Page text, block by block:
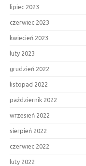
lipiec 2023
czerwiec 2023
kwiecień 2023
luty 2023
grudzień 2022
listopad 2022
październik 2022
wrzesień 2022
sierpień 2022
czerwiec 2022
luty 2022